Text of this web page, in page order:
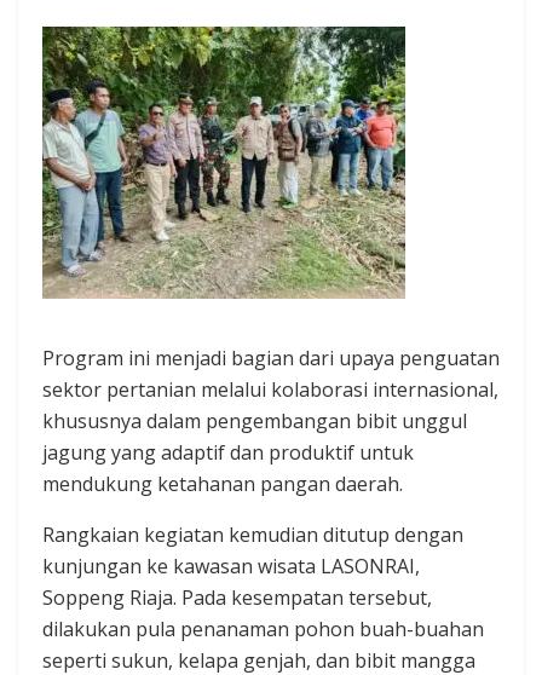
Program ini menjadi bagian dari upaya penguatan
sektor pertanian melalui kolaborasi internasional,
khususnya dalam pengembangan bibit unggul
jagung yang adaptif dan produktif untuk
mendukung ketahanan pangan daerah.
Rangkaian kegiatan kemudian ditutup dengan
kunjungan ke kawasan wisata LASONRAI,
Soppeng Riaja. Pada kesempatan tersebut,
dilakukan pula penanaman pohon buah-buahan
seperti sukun, kelapa genjah, dan bibit mangga